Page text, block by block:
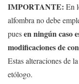
IMPORTANTE: En
alfombra no debe
puesen ningún caso
modificaciones de
Estas alteraciones de
etólogo.